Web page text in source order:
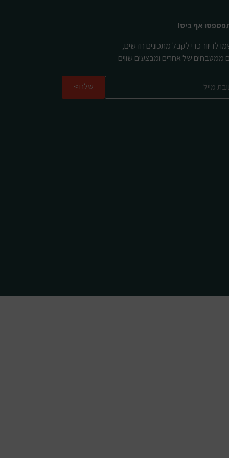
אף ביס!
לדיוור כדי לקבל מתכונים חדשים,
ממטבחים של אחרים ומבצעים שווים
שלח